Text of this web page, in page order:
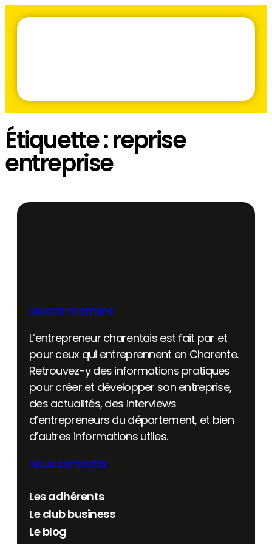
Étiquette :reprise
entreprise
Devenir membre
L’entrepreneur charentais est fait par et
pour ceux qui entreprennent en Charente.
Retrouvez-y des informations pratiques
pour créer et développer son entreprise,
des actualités, des interviews
d’entrepreneurs du département, et bien
d’autres informations utiles.
Nous contacter
Les adhérents
Le club business
Le blog